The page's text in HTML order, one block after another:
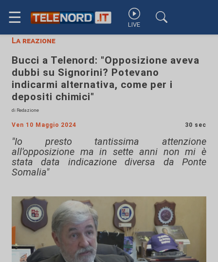
☰ LIVE
La reazione
Bucci a Telenord: "Opposizione aveva
dubbi su Signorini? Potevano
indicarmi alternativa, come per i
depositi chimici"
di Redazione
Ven 10 Maggio 2024 30 sec
"Io presto tantissima attenzione
all'opposizione ma in sette anni non mi è
stata data indicazione diversa da Ponte
Somalia"